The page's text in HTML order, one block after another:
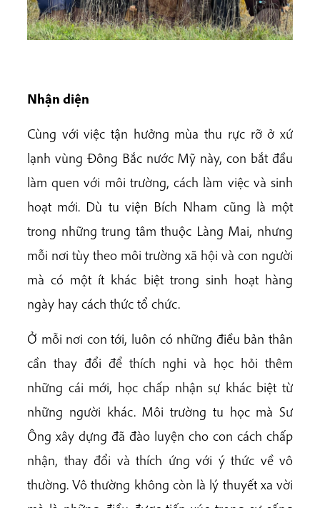
Nhận diện
Cùng với việc tận hưởng mùa thu rực rỡ ở xứ
lạnh vùng Đông Bắc nước Mỹ này, con bắt đầu
làm quen với môi trường, cách làm việc và sinh
hoạt mới. Dù tu viện Bích Nham cũng là một
trong những trung tâm thuộc Làng Mai, nhưng
mỗi nơi tùy theo môi trường xã hội và con người
mà có một ít khác biệt trong sinh hoạt hàng
ngày hay cách thức tổ chức.
Ở mỗi nơi con tới, luôn có những điều bản thân
cần thay đổi để thích nghi và học hỏi thêm
những cái mới, học chấp nhận sự khác biệt từ
những người khác. Môi trường tu học mà Sư
Ông xây dựng đã đào luyện cho con cách chấp
nhận, thay đổi và thích ứng với ý thức về vô
thường. Vô thường không còn là lý thuyết xa vời